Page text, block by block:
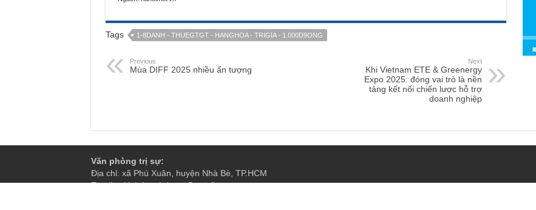
Tags 1-8DANH - THUEGTGT - HANGHOA - TRIGIA - 1.000D9ONG
Previous
Mùa DIFF 2025 nhiều ấn tượng
Next
Khi Vietnam ETE & Greenergy
Expo 2025: đóng vai trò là nền
tảng kết nối chiến lược hỗ trợ
doanh nghiệp
Văn phòng trị sự:
Địa chỉ: xã Phú Xuân, huyện Nhà Bè, TP.HCM
Email: tskinhdoanhdautu@gmail.com